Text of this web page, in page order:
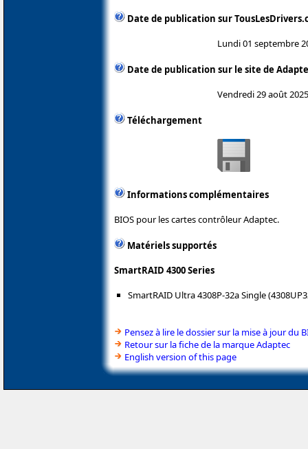
Date de publication sur
Lundi 01 septembre
Date de publication sur le site de
Vendredi 29 août 2025
Téléchargement
Informations complémentaires
BIOS pour les cartes contrôleur Adaptec.
Matériels supportés
SmartRAID 4300 Series
SmartRAID Ultra 4308P-32a Single
Pensez à lire le dossier sur la mise à jour du
Retour sur la fiche de la marque Adaptec
English version of this page